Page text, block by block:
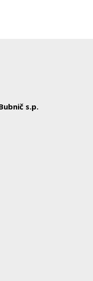
s.p.